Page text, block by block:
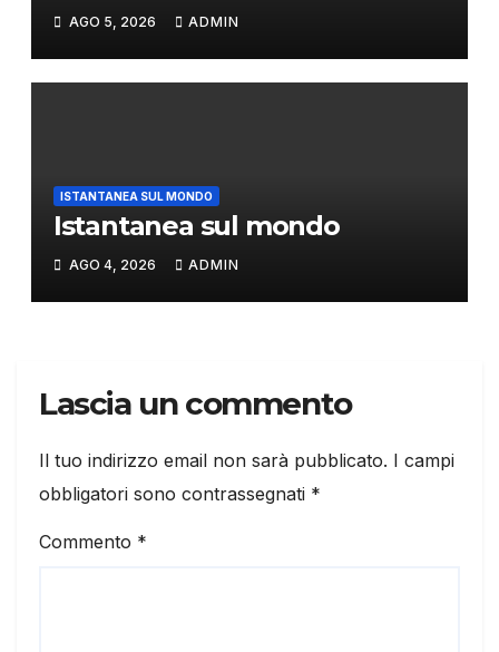
AGO 5, 2026 ADMIN
ISTANTANEA SUL MONDO
Istantanea sul mondo
AGO 4, 2026 ADMIN
Lascia un commento
Il tuo indirizzo email non sarà pubblicato. I campi
obbligatori sono contrassegnati *
Commento *